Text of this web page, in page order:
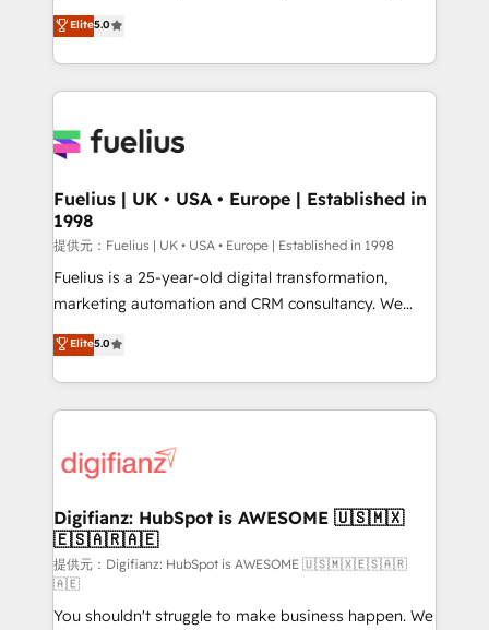
implementations delivered. AI visibility coverage
across ChatGPT, Claude, Perplexity, Gemini and
Innovation HubSpot Impact Award - Platform
Migration Excellence HubSpot Impact Award -
professionals.
We'll customise your CRM & automate your business
processes. Welcome to our Profile! We can help
with... • CRM implementation, reports & workflows,
and team training • CRM migration: Salesforce,
Custom API integrations A little about us... • Boutique
for Sales Hub, Marketing Hub, Service Hub, Data
Hub and Website (CMS) • ISO/IEC 27001:2022, ISO
9001:2015 and now... ISO 42001: 2023 certified •
Exclusive AI 'GuardHub' governance framework,
based on ISO 42001 - helping you 'organise
👈 '𝗖𝗼𝗻𝘁𝗮𝗰𝘁 𝗯𝘂𝘀𝗶𝗻𝗲𝘀𝘀' button to get in touch
(𝘸𝘦'𝘳𝘦 𝘴𝘶𝘱𝘦𝘳 𝘳𝘦𝘴𝘱𝘰𝘯𝘴𝘪𝘷𝘦)
Elite5.0
Fuelius | UK • USA • Europe | Established in
1998
提供元：Fuelius | UK • USA • Europe | Established in 1998
Fuelius is a 25-year-old digital transformation,
marketing automation and CRM consultancy. We
enable mid-market and enterprise clients to
maximise their return from digital and fuel their
growth. We modernise platforms, streamline
operations that are causing inefficiencies, improve
supercharge revenue operations Key services: • CRM
Transformation / Web Development • RevOps &
Sales Consulting • Marketing Automation What
makes us different? 🚀 Top 0.5% of global HubSpot
agencies ⚙️ The strongest technical ability and
integration capabilities 💼 Consultative, long-term
Elite5.0
Digifianz: HubSpot is AWESOME 🇺🇸🇲🇽
🇪🇸🇦🇷🇦🇪
提供元：Digifianz: HubSpot is AWESOME 🇺🇸🇲🇽🇪🇸🇦🇷
🇦🇪
You shouldn't struggle to make business happen. We